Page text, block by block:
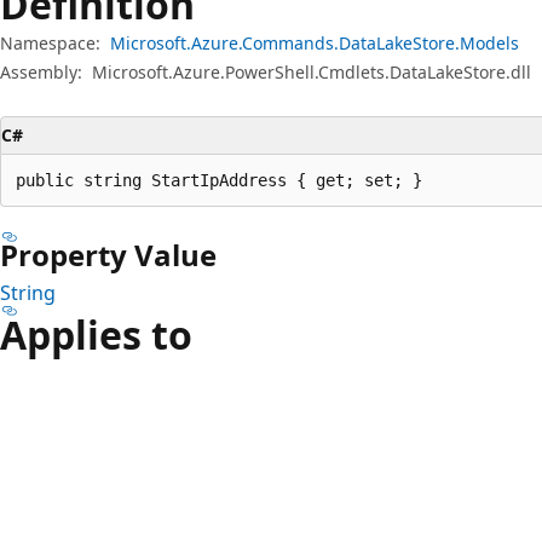
Namespace: Microsoft.Azure.Commands.DataLakeStore.Models
Assembly: Microsoft.Azure.PowerShell.Cmdlets.DataLakeStore.dll
C#
public string StartIpAddress { get; set; }
Property Value
String
Applies to